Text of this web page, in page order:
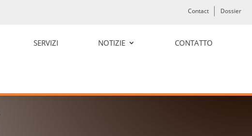
Contact Dossier
SERVIZI NOTIZIE CONTATTO